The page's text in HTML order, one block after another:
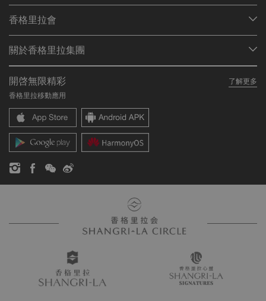
查找預訂
餐廳與酒吧
香格里拉會
加入香格里拉會
常見問題
聯絡我們
關於香格里拉集團
我們的酒店品牌
香格里拉中心
香格里拉公寓
聯繫方式
職業發展
企業社會責任
新聞稿
開啓無限精彩
了解更多
香格里拉移動應用